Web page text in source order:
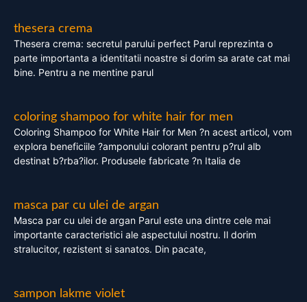
thesera crema
Thesera crema: secretul parului perfect Parul reprezinta o
parte importanta a identitatii noastre si dorim sa arate cat mai
bine. Pentru a ne mentine parul
coloring shampoo for white hair for men
Coloring Shampoo for White Hair for Men ?n acest articol, vom
explora beneficiile ?amponului colorant pentru p?rul alb
destinat b?rba?ilor. Produsele fabricate ?n Italia de
masca par cu ulei de argan
Masca par cu ulei de argan Parul este una dintre cele mai
importante caracteristici ale aspectului nostru. Il dorim
stralucitor, rezistent si sanatos. Din pacate,
sampon lakme violet